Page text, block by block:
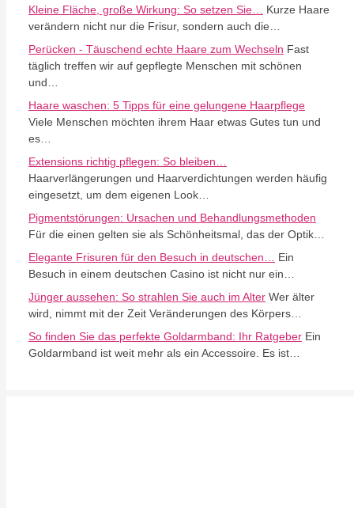
Kleine Fläche, große Wirkung: So setzen Sie…
Kurze Haare
verändern nicht nur die Frisur, sondern auch die…
Perücken - Täuschend echte Haare zum Wechseln Fast
täglich treffen wir auf gepflegte Menschen mit schönen
und…
Haare waschen: 5 Tipps für eine gelungene Haarpflege
Viele Menschen möchten ihrem Haar etwas Gutes tun und
es…
Extensions richtig pflegen: So bleiben…
Haarverlängerungen und Haarverdichtungen werden häufig
eingesetzt, um dem eigenen Look…
Pigmentstörungen: Ursachen und Behandlungsmethoden
Für die einen gelten sie als Schönheitsmal, das der Optik…
Elegante Frisuren für den Besuch in deutschen…
Ein
Besuch in einem deutschen Casino ist nicht nur ein…
Jünger aussehen: So strahlen Sie auch im Alter Wer älter
wird, nimmt mit der Zeit Veränderungen des Körpers…
So finden Sie das perfekte Goldarmband: Ihr Ratgeber Ein
Goldarmband ist weit mehr als ein Accessoire. Es ist…